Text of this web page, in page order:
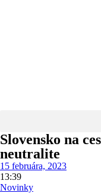
Slovensko na
neutralite
15 februára, 2023
13:39
Novinky